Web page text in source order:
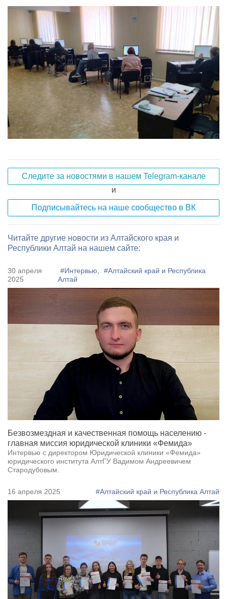
Следите за новостями в нашем Telegram-канале
и
Подписывайтесь на наше сообщество в ВК
Читайте другие новости из Алтайского края и
Республики Алтай на нашем сайте:
30 апреля
2025
#Интервью,
#Алтайский край и Республика
Алтай
Безвозмездная и качественная помощь населению -
главная миссия юридической клиники «Фемида»
Интервью с директором Юридической клиники «Фемида»
юридического института АлтГУ Вадимом Андреевичем
Стародубовым.
16 апреля 2025 #Алтайский край и Республика Алтай